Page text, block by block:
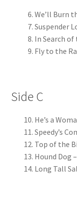
We’ll Burn
Suspender
In Search of
Fly to the
Side C
He’s a
Speedy’s
Top of the
Hound Dog
Long Tall